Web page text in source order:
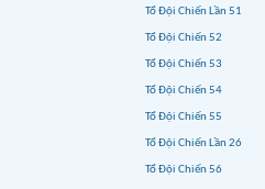
Tổ Đội Chiến Lần 51
Tổ Đội Chiến 52
Tổ Đội Chiến 53
Tổ Đội Chiến 54
Tổ Đội Chiến 55
Tổ Đội Chiến Lần 26
Tổ Đội Chiến 56